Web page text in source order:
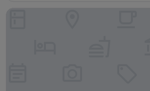
Madhav Residency Hotel & Banquet,